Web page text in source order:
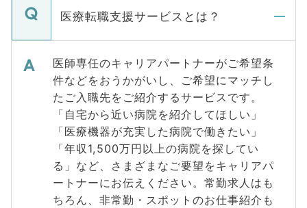
医療転職支援サービスとは？
医師専任のキャリアパートナーがご希望条
件などをおうかがいし、ご希望にマッチし
たご入職先をご紹介するサービスです。
「自宅から近い病院を紹介してほしい」
「医療機器が充実した病院で働きたい」
「年収1,500万円以上の病院を探してい
る」など、さまざまなご要望をキャリアパ
ートナーにお伝えください。常勤求人はも
ちろん、非常勤・スポットのお仕事紹介も